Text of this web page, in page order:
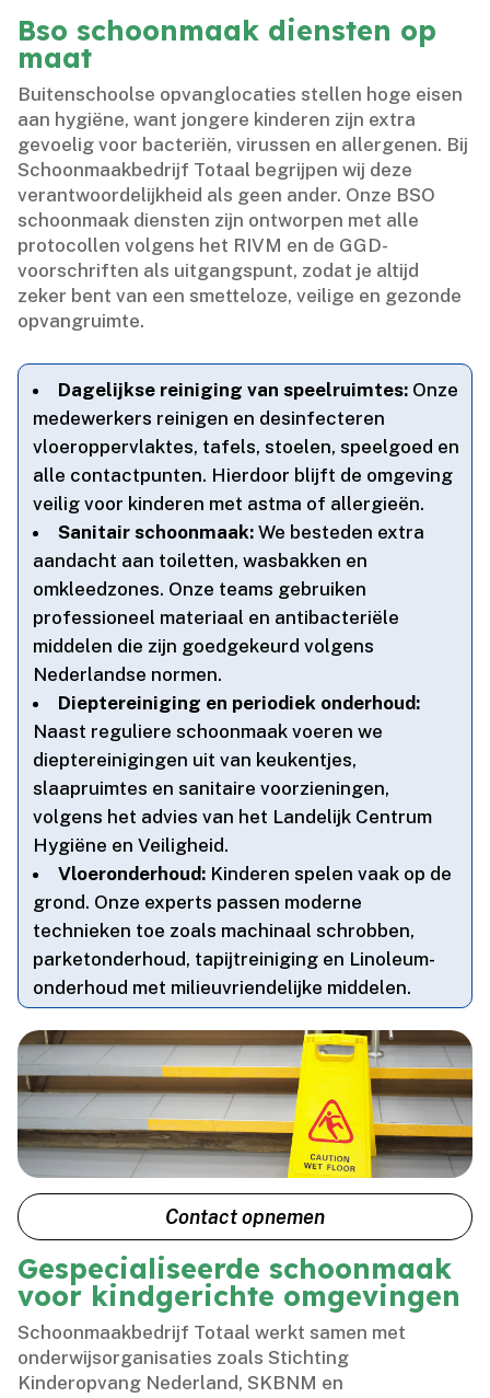
Bso schoonmaak diensten op
maat
Buitenschoolse opvanglocaties stellen hoge eisen
aan hygiëne, want jongere kinderen zijn extra
gevoelig voor bacteriën, virussen en allergenen.​ Bij
Schoonmaakbedrijf Totaal begrijpen wij deze
verantwoordelijkheid als geen ander.​ Onze BSO
schoonmaak diensten zijn ontworpen met alle
protocollen volgens het RIVM en de GGD-
voorschriften als uitgangspunt, zodat je altijd
zeker bent van een smetteloze, veilige en gezonde
opvangruimte.​
Dagelijkse reiniging van speelruimtes: Onze
medewerkers reinigen en desinfecteren
vloeroppervlaktes, tafels, stoelen, speelgoed en
alle contactpunten.​ Hierdoor blijft de omgeving
veilig voor kinderen met astma of allergieën.​
Sanitair schoonmaak: We besteden extra
aandacht aan toiletten, wasbakken en
omkleedzones.​ Onze teams gebruiken
professioneel materiaal en antibacteriële
middelen die zijn goedgekeurd volgens
Nederlandse normen.​
Dieptereiniging en periodiek onderhoud:
Naast reguliere schoonmaak voeren we
dieptereinigingen uit van keukentjes,
slaapruimtes en sanitaire voorzieningen,
volgens het advies van het Landelijk Centrum
Hygiëne en Veiligheid.​
Vloeronderhoud: Kinderen spelen vaak op de
grond.​ Onze experts passen moderne
technieken toe zoals machinaal schrobben,
parketonderhoud, tapijtreiniging en Linoleum-
onderhoud met milieuvriendelijke middelen.​
Contact opnemen
Gespecialiseerde schoonmaak
voor kindgerichte omgevingen
Schoonmaakbedrijf Totaal werkt samen met
onderwijsorganisaties zoals Stichting
Kinderopvang Nederland, SKBNM en